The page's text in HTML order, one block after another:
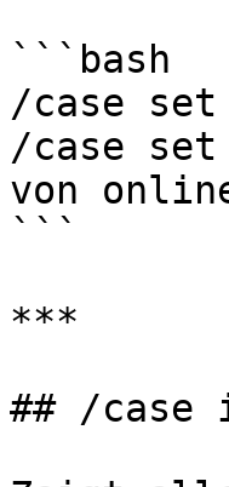
```bash
/case set
/case
von
```
***
## /case